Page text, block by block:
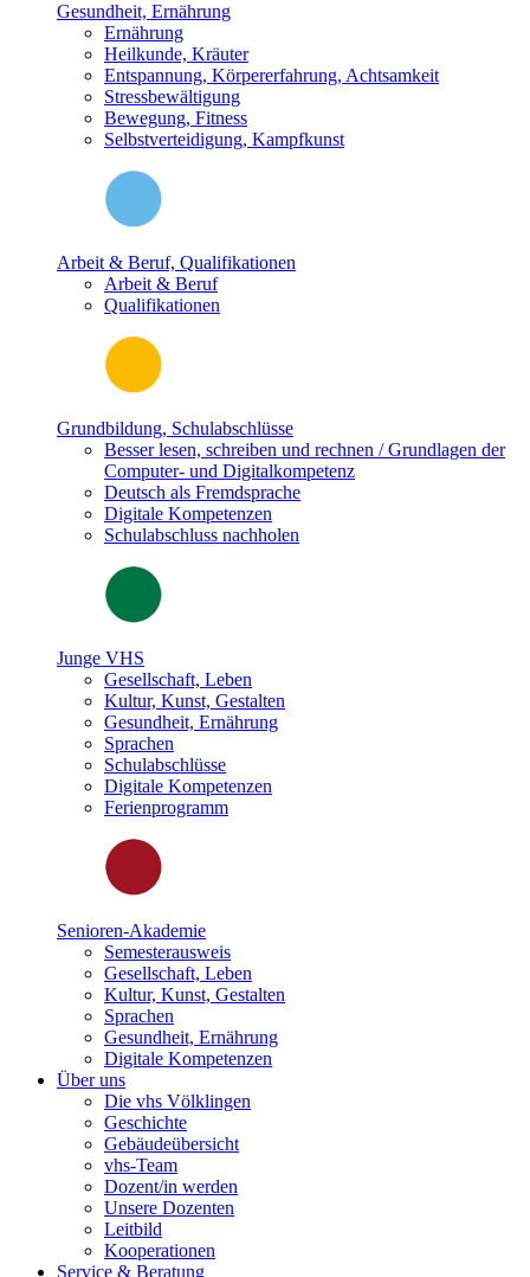
Gesundheit, Ernährung
Ernährung
Heilkunde, Kräuter
Entspannung, Körpererfahrung, Achtsamkeit
Stressbewältigung
Bewegung, Fitness
Selbstverteidigung, Kampfkunst
Arbeit & Beruf, Qualifikationen
Arbeit & Beruf
Qualifikationen
Grundbildung, Schulabschlüsse
Besser lesen, schreiben und rechnen / Grundlagen der
Computer- und Digitalkompetenz
Deutsch als Fremdsprache
Digitale Kompetenzen
Schulabschluss nachholen
Junge VHS
Gesellschaft, Leben
Kultur, Kunst, Gestalten
Gesundheit, Ernährung
Sprachen
Schulabschlüsse
Digitale Kompetenzen
Ferienprogramm
Senioren-Akademie
Semesterausweis
Gesellschaft, Leben
Kultur, Kunst, Gestalten
Sprachen
Gesundheit, Ernährung
Digitale Kompetenzen
Über uns
Die vhs Völklingen
Geschichte
Gebäudeübersicht
vhs-Team
Dozent/in werden
Unsere Dozenten
Leitbild
Kooperationen
Service & Beratung